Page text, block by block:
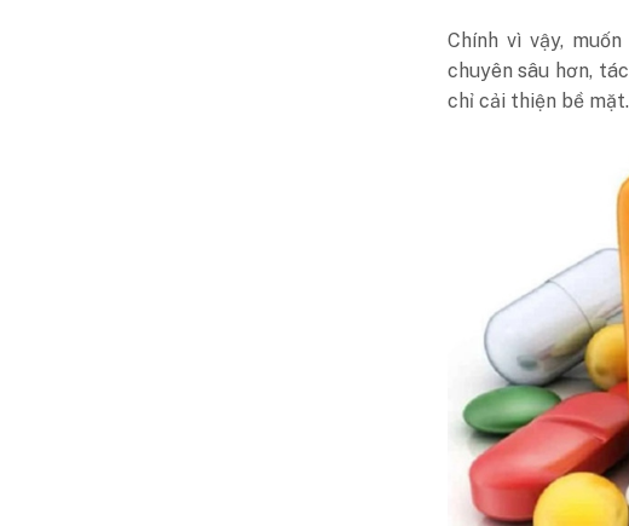
Chính vì vậy,
chuyên sâu hơn,
chỉ cải thiện bề mặt.